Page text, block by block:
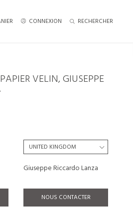
CONNEXION RECHERCHER
VELIN, GIUSEPPE
Giuseppe Riccardo Lanza
NOUS CONTACTER